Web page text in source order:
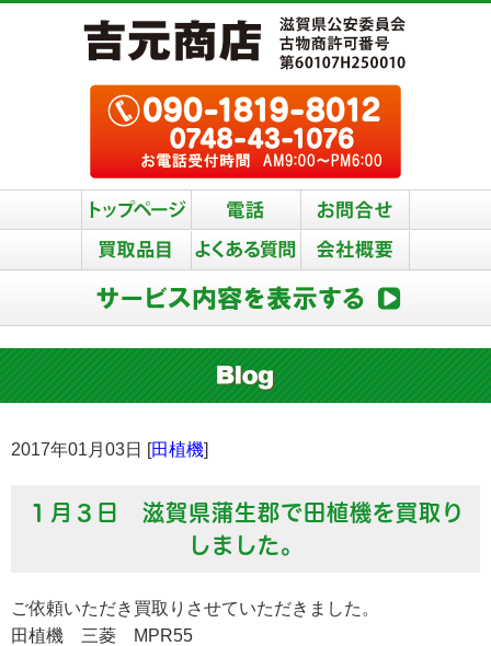
2017年01月03日 [田植機]
１月３日 滋賀県蒲生郡で田植機を買取り
しました。
ご依頼いただき買取りさせていただきました。
田植機 三菱 MPR55